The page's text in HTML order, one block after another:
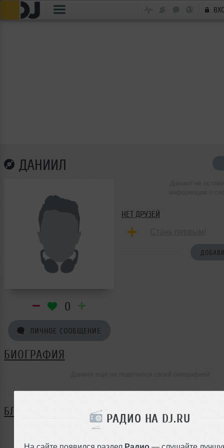
РАДИО НА DJ.RU
На сайте появился раздел Радио — слушайте
ДАНИИЛ
0
ЛИЧНОЕ СООБЩЕНИЕ
НЕТ ДРУЗЕЙ
БИОГРАФИЯ
БЛОГ